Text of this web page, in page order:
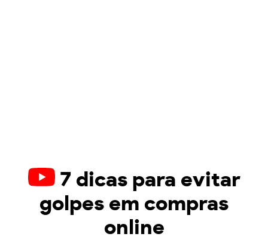
7 dicas para evitar
golpes em compras
online